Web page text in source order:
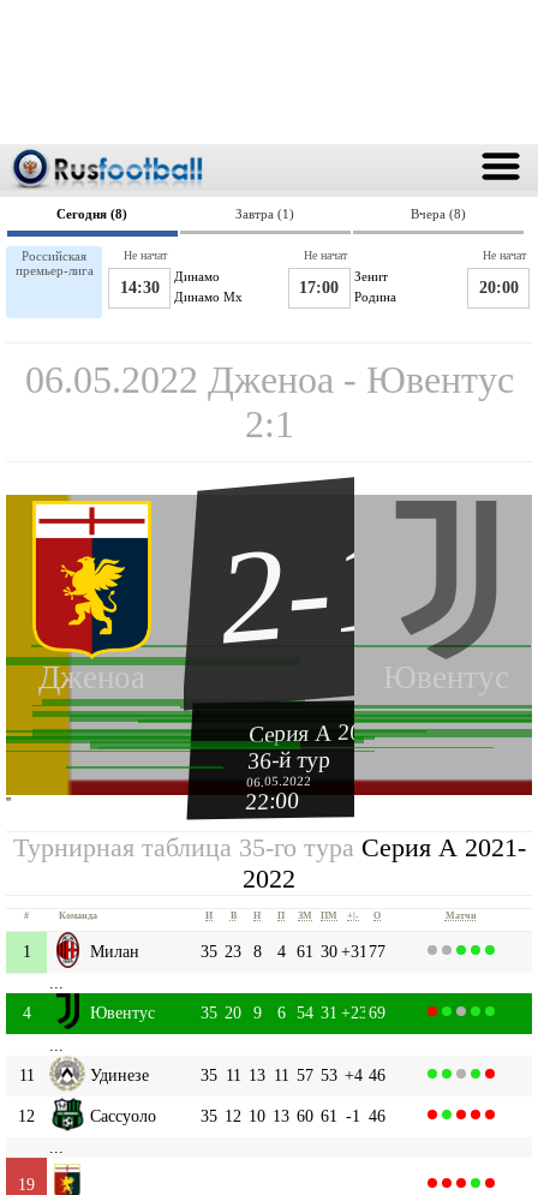
Сегодня (8) Завтра (1) Вчера (8)
Российская
премьер-лига
Динамо
14:30 Динамо Мх
Не начат
Зенит
17:00 Родина
Не начат
20:00
Не начат
06.05.2022 Дженоа - Ювентус
2:1
Дженоа Ювентус
2-1
Серия А 2021-2022
36-й тур
06.05.2022
22:00
''
Турнирная таблица 35-го тура Серия А 2021-
2022
# Команда И В Н П ЗМ ПМ +|- О Матчи
1 Милан 35 23 8 4 61 30+31 77
4
Ювентус 35 20 9 6 54 31 +2369
11
Удинезе 35 11 13 11 57 53 +4 46
12 Сассуоло 35 12 10 13 60 61 -1 46
19